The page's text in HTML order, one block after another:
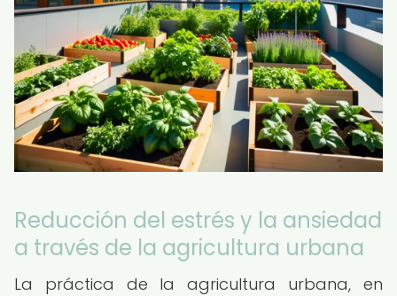
Reducción del estrés y la ansiedad
a través de la agricultura urbana
La práctica de la agricultura urbana, en